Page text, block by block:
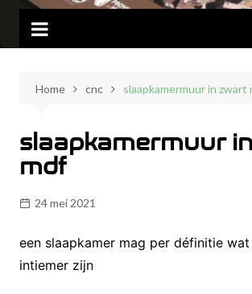
Home cnc slaapkamermuur in zwart
slaapkamermuur
mdf
24 mei 2021
een slaapkamer mag per définitie
intiemer zijn